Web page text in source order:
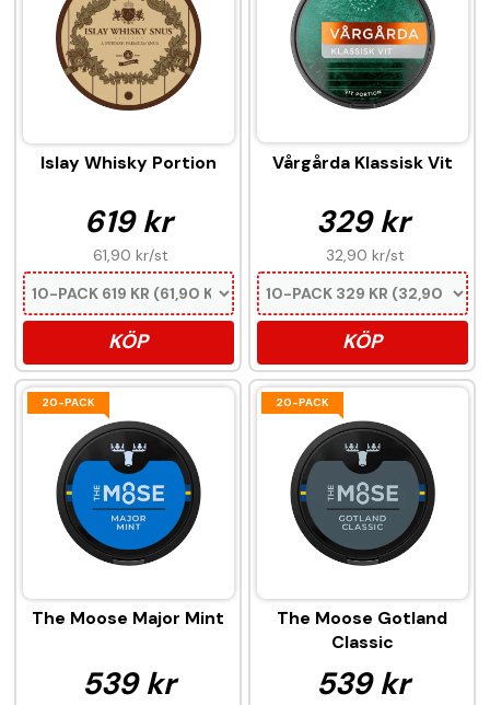
Islay Whisky Portion
619 kr
61,90 kr/st
KÖP
Vårgårda Klassisk Vit
329 kr
32,90 kr/st
KÖP
20-PACK
The Moose Major Mint
539 kr
20-PACK
The Moose Gotland
Classic
539 kr